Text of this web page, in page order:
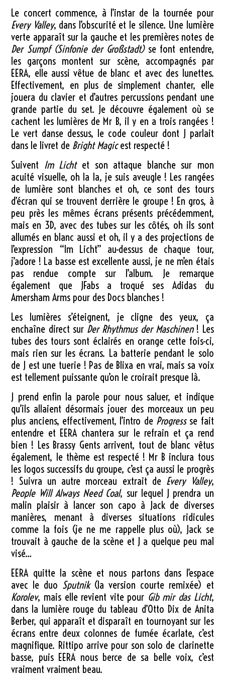
Le concert commence, à l’instar de la tournée pour
Every Valley, dans l’obscurité et le silence. Une lumière
verte apparaît sur la gauche et les premières notes de
Der Sumpf (Sinfonie der Großstadt)se font entendre,
les garçons montent sur scène, accompagnés par
EERA, elle aussi vêtue de blanc et avec des lunettes.
Effectivement, en plus de simplement chanter, elle
jouera du clavier et d’autres percussions pendant une
grande partie du set. Je découvre également où se
cachent les lumières de Mr B, il y en a trois rangées !
Le vert danse dessus, le code couleur dont J parlait
dans le livret de Bright Magicest respecté !
Suivent Im Lichtet son attaque blanche sur mon
acuité visuelle, oh la la, je suis aveugle ! Les rangées
de lumière sont blanches et oh, ce sont des tours
d’écran qui se trouvent derrière le groupe ! En gros, à
peu près les mêmes écrans présents précédemment,
mais en 3D, avec des tubes sur les côtés, oh ils sont
allumés en blanc aussi et oh, il y a des projections de
l’expression “Im Licht” au-dessus de chaque tour,
j’adore ! La basse est excellente aussi, je ne m’en étais
pas rendue compte sur l’album. Je remarque
également que JFabs a troqué ses Adidas du
Amersham Arms pour des Docs blanches !
Les lumières s’éteignent, je cligne des yeux, ça
enchaîne direct sur Der Rhythmus der Maschinen! Les
tubes des tours sont éclairés en orange cette fois-ci,
mais rien sur les écrans. La batterie pendant le solo
de J est une tuerie ! Pas de Blixa en vrai, mais sa voix
est tellement puissante qu’on le croirait presque là.
J prend enfin la parole pour nous saluer, et indique
qu’ils allaient désormais jouer des morceaux un peu
plus anciens, effectivement, l’intro de Progressse fait
entendre et EERA chantera sur le refrain et ça rend
bien ! Les Brassy Gents arrivent, tout de blanc vêtus
également, le thème est respecté ! Mr B inclura tous
les logos successifs du groupe, c’est ça aussi le progrès
! Suivra un autre morceau extrait de Every Valley,
People Will Always Need Coal, sur lequel J prendra un
malin plaisir à lancer son capo à Jack de diverses
manières, menant à diverses situations ridicules
comme la fois (je ne me rappelle plus où), Jack se
trouvait à gauche de la scène et J a quelque peu mal
visé…
EERA quitte la scène et nous partons dans l’espace
avec le duo Sputnik(la version courte remixée) et
Korolev, mais elle revient vite pour Gib mir das Licht,
dans la lumière rouge du tableau d’Otto Dix de Anita
Berber, qui apparaît et disparaît en tournoyant sur les
écrans entre deux colonnes de fumée écarlate, c’est
magnifique. Rittipo arrive pour son solo de clarinette
basse, puis EERA nous berce de sa belle voix, c’est
vraiment vraiment beau.